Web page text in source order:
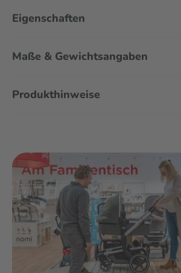
und Coral 360, sodass du maximale
hast.
Mit drei verstellbaren Ruhe- und
Fame Kinderwagen höchsten Komfort für
integrierte Sonnenverdeck schützt
abgefedert, sodass dein Baby sanft und
Alltag gleitet. Besonders praktisch: Der
mit Sitz kompakt zusammenklappen,
transportiert oder verstaut werden kann.
Eigenschaften
Maße & Gewichtsangaben
Produkthinweise